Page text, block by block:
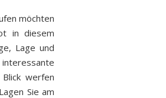
möchten
in diesem
Lage und
werfen
Sie am